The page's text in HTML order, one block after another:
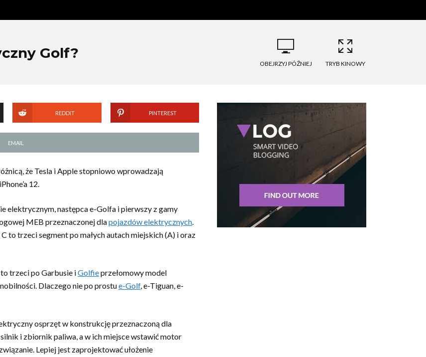
Golf?
OBEJRZYJ PÓŹNIEJ TRYB KINOWY
REDDIT PINTEREST
EMAIL
że Tesla i Apple stopniowo wprowadzają
12.
elektrycznym, następca e-Golfa i pierwszy z gamy
MEB przeznaczonej dlapojazdów elektrycznych.
to trzeci segment po małych autach miejskich (A) i oraz
trzeci po Garbusie iGolfieprzełomowy model
Dlaczego nie po prostue-Golf, e-Tiguan, e-
osprzęt w konstrukcję przeznaczoną dla
i zbiornik paliwa, a w ich miejsce wstawić motor
Lepiej jest zaprojektować ułożenie